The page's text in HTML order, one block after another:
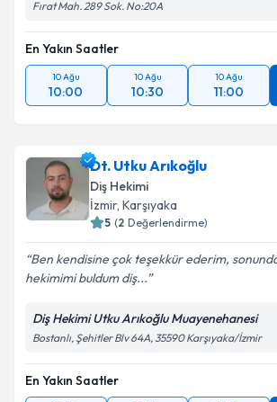
Fırat Mah. 289 Sok. No:20A
En Yakın Saatler
10 Ağu
10:00
10 Ağu
10:30
10 Ağu
11:00
Dt. Utku Arıkoğlu
Diş Hekimi
İzmir, Karşıyaka
5 (2 Değerlendirme)
Ben kendisine çok teşekkür ederim,
hekimimi buldum diş...
Diş Hekimi Utku Arıkoğlu Muayenehanesi
Bostanlı, Şehitler Blv 64A, 35590 Karşıyaka/İzmir
En Yakın Saatler